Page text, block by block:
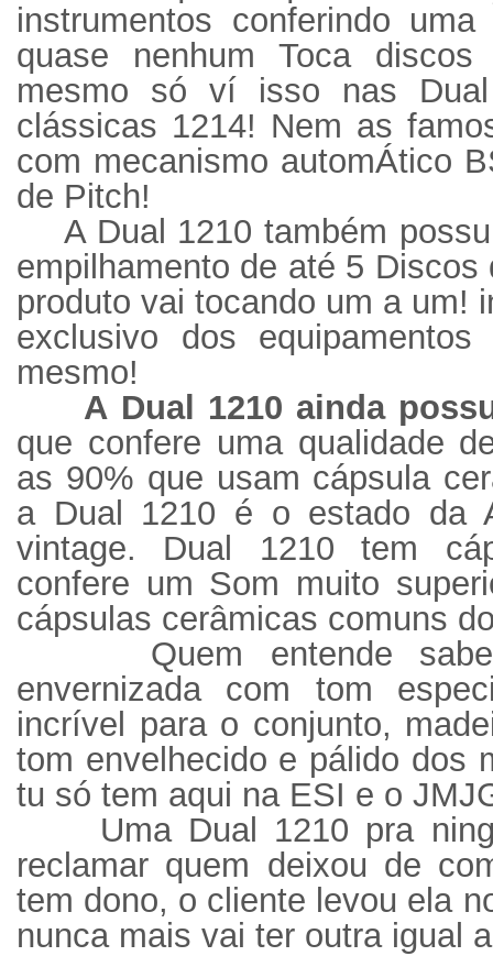
instrumentos conferindo
quase nenhum Toca
mesmo só ví isso nas
clássicas 1214! Nem as
com mecanismo automÁtico
de Pitch!
A Dual 1210 também
empilhamento de até 5
produto vai tocando um a um!
exclusivo dos
mesmo!
A Dual 1210 ainda
que confere uma qualidade
as 90% que usam cápsula
a Dual 1210 é o estado da
vintage. Dual 1210 tem
confere um Som muito
cápsulas cerâmicas comuns
Quem entende
envernizada com tom
incrível para o conjunto,
tom envelhecido e pálido dos
tu só tem aqui na ESI e o
Uma Dual 1210 pra
reclamar quem deixou de
tem dono, o cliente levou ela
nunca mais vai ter outra igual